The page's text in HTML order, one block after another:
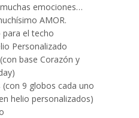
emociones…
AMOR.
para el techo
Personalizado
base Corazón y
9 globos cada uno
helio personalizados)